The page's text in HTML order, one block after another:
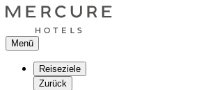
Menü
Reiseziele
Zurück